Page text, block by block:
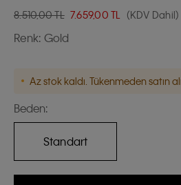
8.510,00 TL 7.659,00 TL (KDV Dahil)
Renk: Gold
Az stok kaldı. Tükenmeden satın
Beden:
Standart